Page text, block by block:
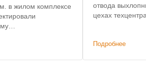
в жилом комплексе
степенью очистки
отвода
цехах
Подробнее